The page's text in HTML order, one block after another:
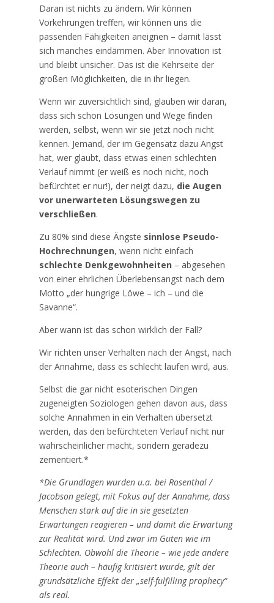
Daran ist nichts zu ändern. Wir können
Vorkehrungen treffen, wir können uns die
passenden Fähigkeiten aneignen – damit lässt
sich manches eindämmen. Aber Innovation ist
und bleibt unsicher. Das ist die Kehrseite der
großen Möglichkeiten, die in ihr liegen.
Wenn wir zuversichtlich sind, glauben wir daran,
dass sich schon Lösungen und Wege finden
werden, selbst, wenn wir sie jetzt noch nicht
kennen. Jemand, der im Gegensatz dazu Angst
hat, wer glaubt, dass etwas einen schlechten
Verlauf nimmt (er weiß es noch nicht, noch
befürchtet er nur!), der neigt dazu, die Augen
vor unerwarteten Lösungswegen zu
verschließen.
Zu 80% sind diese Ängste sinnlose Pseudo-
Hochrechnungen, wenn nicht einfach
schlechte Denkgewohnheiten – abgesehen
von einer ehrlichen Überlebensangst nach dem
Motto „der hungrige Löwe – ich – und die
Savanne“.
Aber wann ist das schon wirklich der Fall?
Wir richten unser Verhalten nach der Angst, nach
der Annahme, dass es schlecht laufen wird, aus.
Selbst die gar nicht esoterischen Dingen
zugeneigten Soziologen gehen davon aus, dass
solche Annahmen in ein Verhalten übersetzt
werden, das den befürchteten Verlauf nicht nur
wahrscheinlicher macht, sondern geradezu
zementiert.*
*Die Grundlagen wurden u.a. bei Rosenthal /
Jacobson gelegt, mit Fokus auf der Annahme, dass
Menschen stark auf die in sie gesetzten
Erwartungen reagieren – und damit die Erwartung
zur Realität wird. Und zwar im Guten wie im
Schlechten. Obwohl die Theorie – wie jede andere
Theorie auch – häufig kritisiert wurde, gilt der
grundsätzliche Effekt der „self-fulfilling prophecy“
als real.